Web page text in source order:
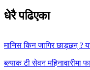
धेरै पढिएका
मानिस किन जागिर छाड्छन् ?
ब्ल्याक टी सेवन महिनावारीमा